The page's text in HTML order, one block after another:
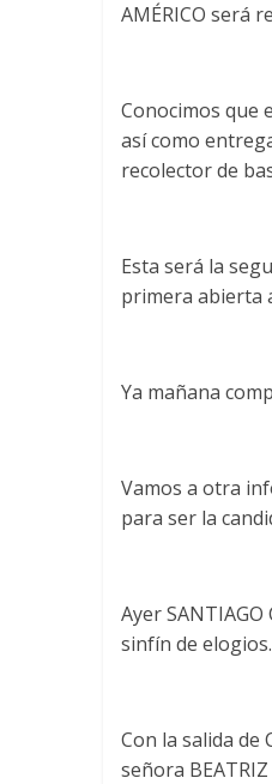
AMÉRICO será
Conocimos que
así como
recolector de
Esta será la
primera abierta
Ya mañana
Vamos a otra
para ser la
Ayer
sinfín de elogios.
Con la salida de
señora BEATRIZ